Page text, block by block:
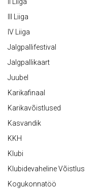
III Liiga
IV Liiga
Jalgpallifestival
Jalgpallikaart
Juubel
Karikafinaal
Karikavõistlused
Kasvandik
KKH
Klubi
Klubidevaheline Võistlus
Kogukonnatöö